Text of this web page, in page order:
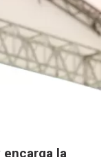
encarga la